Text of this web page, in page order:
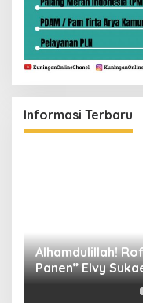
Informasi Terbaru
Alhamdulillah!
Panen” Elvy